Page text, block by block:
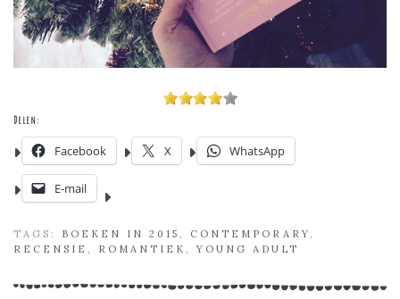
Delen:
Facebook X WhatsApp
E-mail
TAGS: BOEKEN IN 2015 CONTEMPORARY
RECENSIE
ROMANTIEK ,YOUNG ADULT